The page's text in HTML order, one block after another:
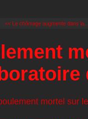
<< Le chômage augmente dans la...